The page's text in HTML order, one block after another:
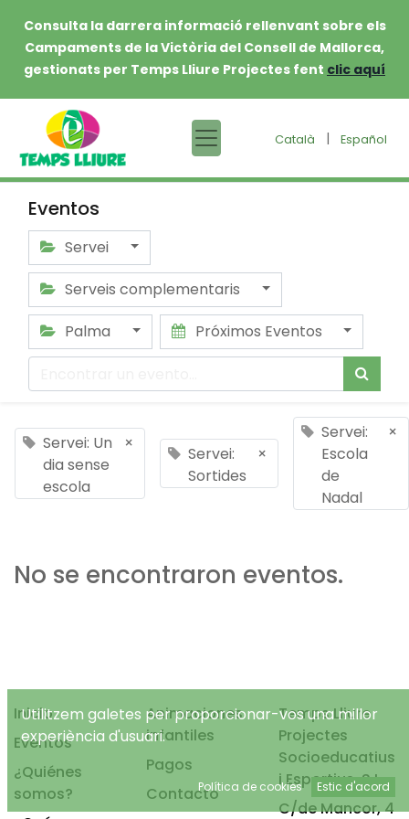
Consulta la darrera informació rellenvant sobre els
Campaments de la Victòria del Consell de Mallorca,
gestionats per Temps Lliure Projectes fent clic aquí
Català | Español
Eventos
Servei
Serveis complementaris
Palma
Próximos Eventos
Servei: Un
dia sense
escola
×
Servei:
Sortides
×
Servei:
Escola
de
Nadal
×
No se encontraron eventos.
Inicio
Eventos
¿Quiénes
somos?
Animaciones
infantiles
Pagos
Contacto
Temps Lliure
Projectes
Socioeducatius
i Esportius, S.L.
C/de Mancor, 4
Utilitzem galetes per proporcionar-vos una millor
experiència d'usuari.
Política de cookies Estic d'acord